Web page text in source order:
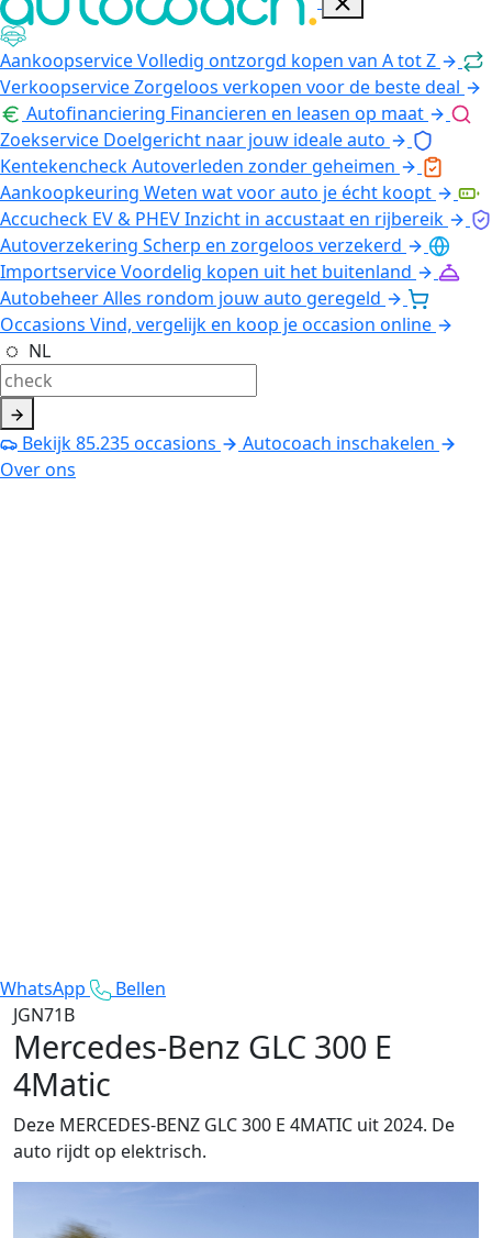
AankoopserviceVolledig ontzorgd kopen van A tot Z
VerkoopserviceZorgeloos verkopen voor de beste deal
Autofinanciering Financieren en leasen op maat
Zoekservice Doelgericht naar jouw ideale auto
KentekencheckAutoverleden zonder geheimen
Aankoopkeuring Weten wat voor auto je écht koopt
Accucheck EV & PHEVInzicht in accustaat en rijbereik
Autoverzekering Scherp en zorgeloos verzekerd
ImportserviceVoordelig kopen uit het buitenland
AutobeheerAlles rondom jouw auto geregeld
Occasions Vind, vergelijk en koop je occasion online
NL
Bekijk85.235occasions
Autocoach inschakelen
Over ons
WhatsApp
Bellen
JGN71B
Mercedes-Benz GLC 300 E
4Matic
Deze MERCEDES-BENZ GLC 300 E 4MATIC uit 2024. De
auto rijdt op elektrisch.